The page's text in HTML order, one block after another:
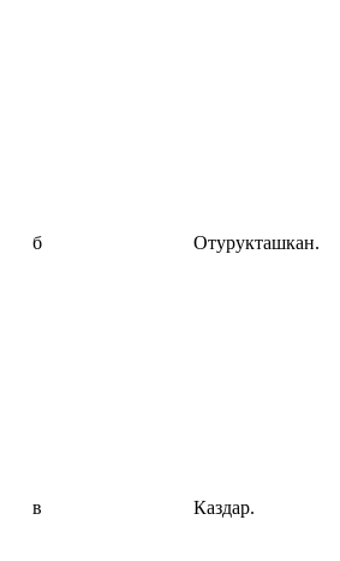
б Отурукташкан.
в Каздар.